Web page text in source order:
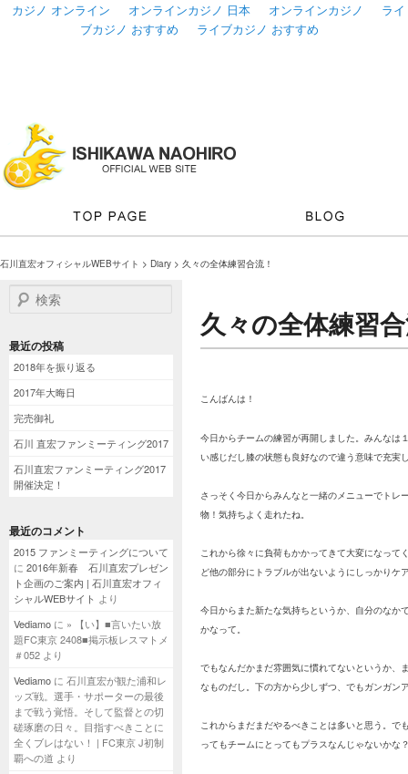
カジノ オンライン オンラインカジノ 日本 オンラインカジノ
ライ
ブカジノ おすすめ
ライブカジノ おすすめ
石川直宏オフィシャルWEBサイト > Diary > 久々の全体練習合流！
検索
最近の投稿
2018年を振り返る
2017年大晦日
完売御礼
石川 直宏ファンミーティング2017
石川直宏ファンミーティング2017
開催決定！
最近のコメント
2015 ファンミーティングについて
に 2016年新春 石川直宏プレゼン
ト企画のご案内 | 石川直宏オフィ
シャルWEBサイト より
Vediamo に » 【い】■言いたい放
題FC東京 2408■掲示板レスマトメ
＃052 より
Vediamo に 石川直宏が観た浦和レ
ッズ戦。選手・サポーターの最後
まで戦う覚悟。そして監督との切
磋琢磨の日々。目指すべきことに
全くブレはない！ | FC東京 J初制
覇への道 より
久々の全体練習
こんばんは！
今日からチームの練習が再開しました。みんなは
い感じだし膝の状態も良好なので違う意味で充実
さっそく今日からみんなと一緒のメニューでトレ
物！気持ちよく走れたね。
これから徐々に負荷もかかってきて大変になって
ど他の部分にトラブルが出ないようにしっかりケ
今日からまた新たな気持ちというか、自分のなか
かなって。
でもなんだかまだ雰囲気に慣れてないというか
なものだし。下の方から少しずつ、でもガンガン
これからまだまだやるべきことは多いと思う。で
ってもチームにとってもプラスなんじゃないかな